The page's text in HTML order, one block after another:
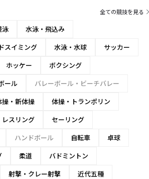
全ての競技を見る
泳
水泳・飛込み
スイミング
水泳・水球
サッカー
ホッケー
ボクシング
ール
バレーボール・ビーチバレー
操・新体操
体操・トランポリン
レスリング
セーリング
ハンドボール 自転車
卓球
柔道
バドミントン
射撃・クレー射撃
近代五種